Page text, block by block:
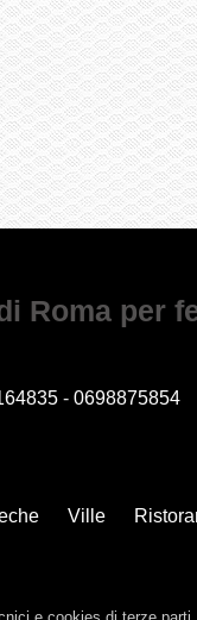
Roma per
- 0698875854
Ville